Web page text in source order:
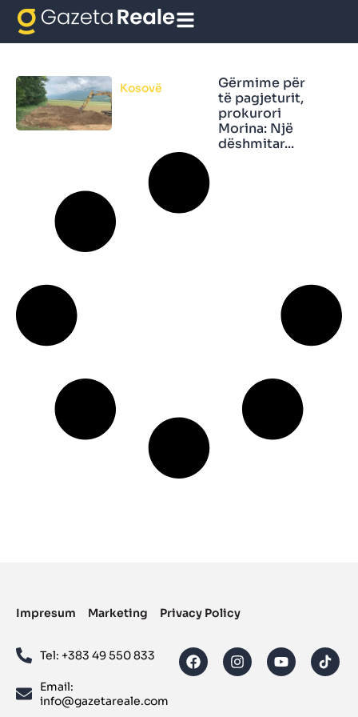
Te pagjeturit
Kosovë
Gërmime për
të pagjeturit,
prokurori
Morina: Një
dëshmitar...
Impresum Marketing Privacy Policy
Tel: ‪+383 49 550 833‬
Email:
info@gazetareale.com